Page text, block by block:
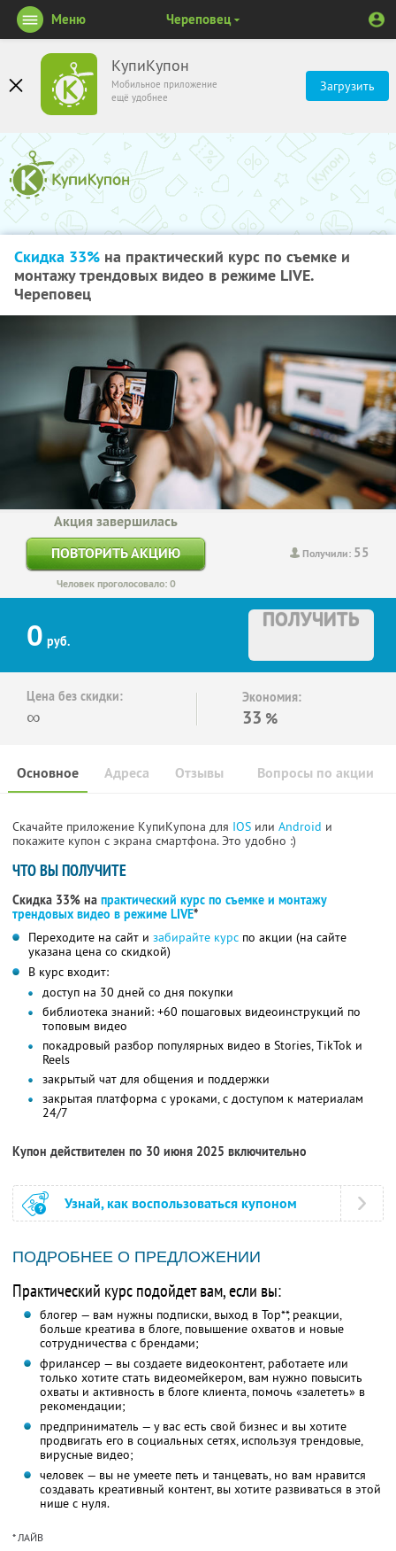
КупиКупон
Мобильное приложение
ещё удобнее
Загрузить
Меню Череповец
Скидка 33% на практический курс по съемке и
монтажу трендовых видео в режиме LIVE.
Череповец
Получили: 55
Акция завершилась
ПОВТОРИТЬ АКЦИЮ
Человек проголосовало: 0
0 руб.
ПОЛУЧИТЬ
Цена без скидки:
∞
Экономия:
33 %
Основное Отзывы Вопросы по акции
Адреса
Скачайте приложение КупиКупона для IOS или Android и
покажите купон с экрана смартфона. Это удобно :)
ЧТО ВЫ ПОЛУЧИТЕ
Скидка 33% на практический курс по съемке и монтажу
трендовых видео в режиме LIVE*
Переходите на сайт и забирайте курс по акции (на сайте
указана цена со скидкой)
В курс входит:
доступ на 30 дней со дня покупки
библиотека знаний: +60 пошаговых видеоинструкций по
топовым видео
покадровый разбор популярных видео в Stories, TikTok и
Reels
закрытый чат для общения и поддержки
закрытая платформа с уроками, с доступом к материалам
24/7
Купон действителен по 30 июня 2025 включительно
Узнай, как воспользоваться купоном
ПОДРОБНЕЕ О ПРЕДЛОЖЕНИИ
Практический курс подойдет вам, если вы:
блогер — вам нужны подписки, выход в Top**, реакции,
больше креатива в блоге, повышение охватов и новые
сотрудничества с брендами;
фрилансер — вы создаете видеоконтент, работаете или
только хотите стать видеомейкером, вам нужно повысить
охваты и активность в блоге клиента, помочь «залететь» в
рекомендации;
предприниматель — у вас есть свой бизнес и вы хотите
продвигать его в социальных сетях, используя трендовые,
вирусные видео;
человек — вы не умеете петь и танцевать, но вам нравится
создавать креативный контент, вы хотите развиваться в этой
нише с нуля.
* ЛАЙВ